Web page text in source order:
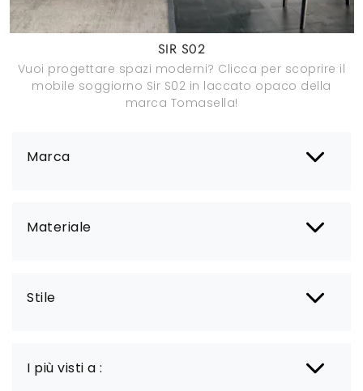
Marca
Materiale
Stile
I più visti a :
SIR S02
Vuoi progettare spazi moderni? Clicca per scoprire il
mobile soggiorno Sir S02 in laccato opaco della
marca Tomasella!